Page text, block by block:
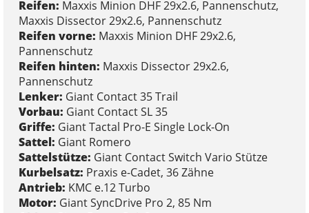
Reifen: Maxxis Minion DHF 29x2.6, Pannenschutz,
Maxxis Dissector 29x2.6, Pannenschutz
Reifen vorne: Maxxis Minion DHF 29x2.6,
Pannenschutz
Reifen hinten: Maxxis Dissector 29x2.6,
Pannenschutz
Lenker: Giant Contact 35 Trail
Vorbau: Giant Contact SL 35
Griffe: Giant Tactal Pro-E Single Lock-On
Sattel: Giant Romero
Sattelstütze: Giant Contact Switch Vario Stütze
Kurbelsatz: Praxis e-Cadet, 36 Zähne
Antrieb: KMC e.12 Turbo
Motor: Giant SyncDrive Pro 2, 85 Nm